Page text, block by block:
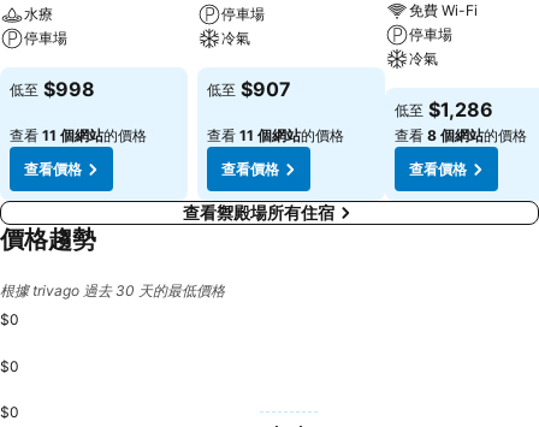
水療
停車場
低至 $998
查看 11 個網站的價格
查看價格
停車場
冷氣
低至 $907
查看 11 個網站的價格
查看價格
免費 Wi-Fi
停車場
冷氣
低至 $1,286
查看 8 個網站的價格
查看價格
查看禦殿場所有住宿
價格趨勢
根據 trivago 過去 30 天的最低價格
$0
$0
$0